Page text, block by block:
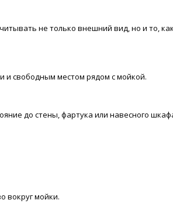
не только внешний вид, но и то,
и свободным местом рядом с мойкой.
до стены, фартука или навесного
вокруг мойки.